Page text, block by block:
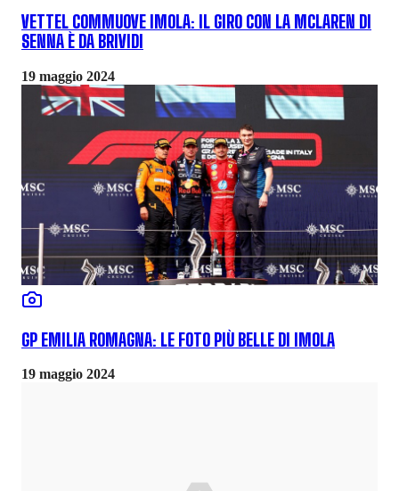
VETTEL COMMUOVE IMOLA: IL GIRO CON LA MCLAREN DI
SENNA È DA BRIVIDI
19 maggio 2024
GP EMILIA ROMAGNA: LE FOTO PIÙ BELLE DI IMOLA
19 maggio 2024